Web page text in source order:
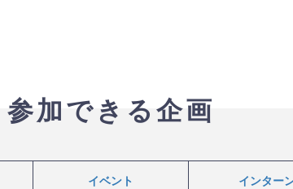
参加できる企画
イベント インター